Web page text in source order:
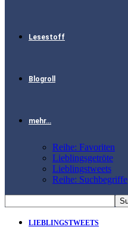
Lesestoff
Blogroll
mehr…
Reihe: Favoriten
Lieblingsgetröte
Lieblingstweets
Reihe: Suchbegriffe
LIEBLINGSTWEETS